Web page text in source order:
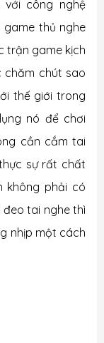
công nghệ
game thủ nghe
trận game kịch
chăm chút sao
thế giới trong
nó để chơi
cần cắm tai
sự rất chất
không phải có
tai nghe thì
nhịp một cách